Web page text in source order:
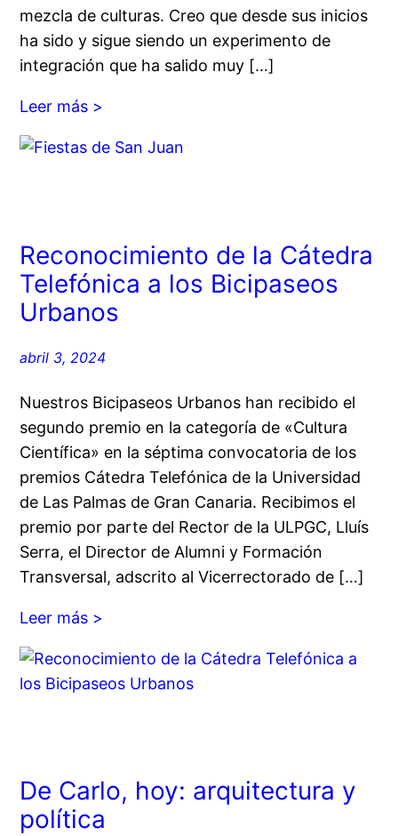
mezcla de culturas. Creo que desde sus inicios
ha sido y sigue siendo un experimento de
integración que ha salido muy […]
Leer más >
Reconocimiento de la Cátedra
Telefónica a los Bicipaseos
Urbanos
abril 3, 2024
Nuestros Bicipaseos Urbanos han recibido el
segundo premio en la categoría de «Cultura
Científica» en la séptima convocatoria de los
premios Cátedra Telefónica de la Universidad
de Las Palmas de Gran Canaria. Recibimos el
premio por parte del Rector de la ULPGC, Lluís
Serra, el Director de Alumni y Formación
Transversal, adscrito al Vicerrectorado de […]
Leer más >
De Carlo, hoy: arquitectura y
política